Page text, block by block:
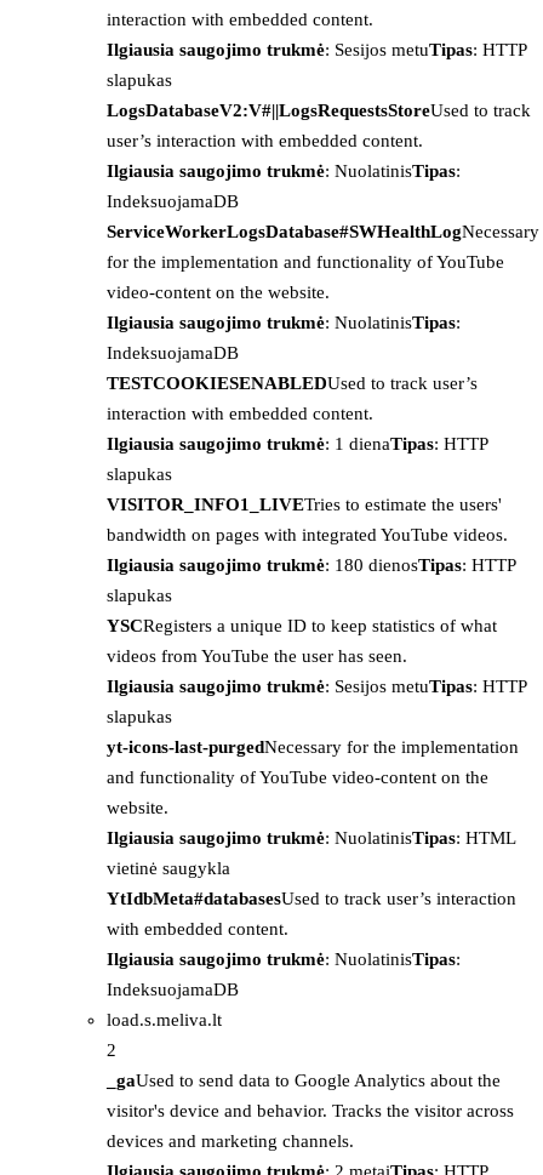
interaction with embedded content.
Ilgiausia saugojimo trukmė: Sesijos metuTipas: HTTP
slapukas
LogsDatabaseV2:V#||LogsRequestsStoreUsed to track
user’s interaction with embedded content.
Ilgiausia saugojimo trukmė: NuolatinisTipas:
IndeksuojamaDB
ServiceWorkerLogsDatabase#SWHealthLogNecessary
for the implementation and functionality of YouTube
video-content on the website.
Ilgiausia saugojimo trukmė: NuolatinisTipas:
IndeksuojamaDB
TESTCOOKIESENABLEDUsed to track user’s
interaction with embedded content.
Ilgiausia saugojimo trukmė: 1 dienaTipas: HTTP
slapukas
VISITOR_INFO1_LIVETries to estimate the users'
bandwidth on pages with integrated YouTube videos.
Ilgiausia saugojimo trukmė: 180 dienosTipas: HTTP
slapukas
YSCRegisters a unique ID to keep statistics of what
videos from YouTube the user has seen.
Ilgiausia saugojimo trukmė: Sesijos metuTipas: HTTP
slapukas
yt-icons-last-purgedNecessary for the implementation
and functionality of YouTube video-content on the
website.
Ilgiausia saugojimo trukmė: NuolatinisTipas: HTML
vietinė saugykla
YtIdbMeta#databasesUsed to track user’s interaction
with embedded content.
Ilgiausia saugojimo trukmė: NuolatinisTipas:
IndeksuojamaDB
load.s.meliva.lt
2
_gaUsed to send data to Google Analytics about the
visitor's device and behavior. Tracks the visitor across
devices and marketing channels.
Ilgiausia saugojimo trukmė: 2 metaiTipas: HTTP